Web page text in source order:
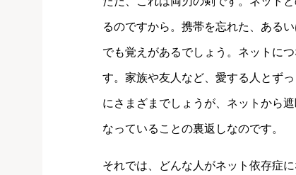
るのですから。携帯を忘れた、ある
でも覚えがあるでしょう。ネットに
す。家族や友人など、愛する人とず
にさまざまでしょうが、ネットから
なっていることの裏返しなのです。
それでは、どんな人がネット依存症